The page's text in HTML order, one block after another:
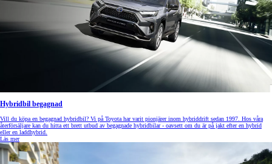
Hybridbil begagnad
Vill du köpa en begagnad hybridbil? Vi på Toyota har varit pionjärer inom hybriddrift sedan 1997. Hos våra
återförsäljare kan du hitta ett brett utbud av begagnade hybridbilar - oavsett om du är på jakt efter en hybrid
eller en laddhybrid.
Läs mer